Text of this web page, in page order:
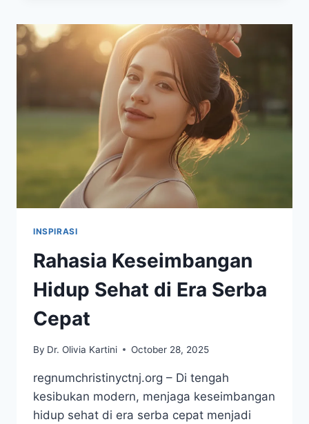
KUAT
DAN
PIKIRAN
FOKUS
INSPIRASI
Rahasia Keseimbangan
Hidup Sehat di Era Serba
Cepat
By Dr. Olivia Kartini October 28, 2025
regnumchristinyctnj.org – Di tengah
kesibukan modern, menjaga keseimbangan
hidup sehat di era serba cepat menjadi